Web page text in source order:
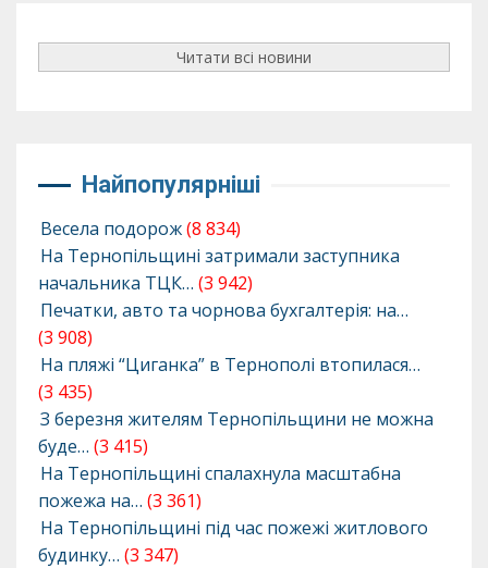
Читати всі новини
Найпопулярніші
Весела подорож(8 834)
На Тернопільщині затримали заступника
начальника ТЦК… (3 942)
Печатки, авто та чорнова бухгалтерія: на…
(3 908)
На пляжі “Циганка” в Тернополі втопилася…
(3 435)
З березня жителям Тернопільщини не можна
буде… (3 415)
На Тернопільщині спалахнула масштабна
пожежа на… (3 361)
На Тернопільщині під час пожежі житлового
будинку… (3 347)